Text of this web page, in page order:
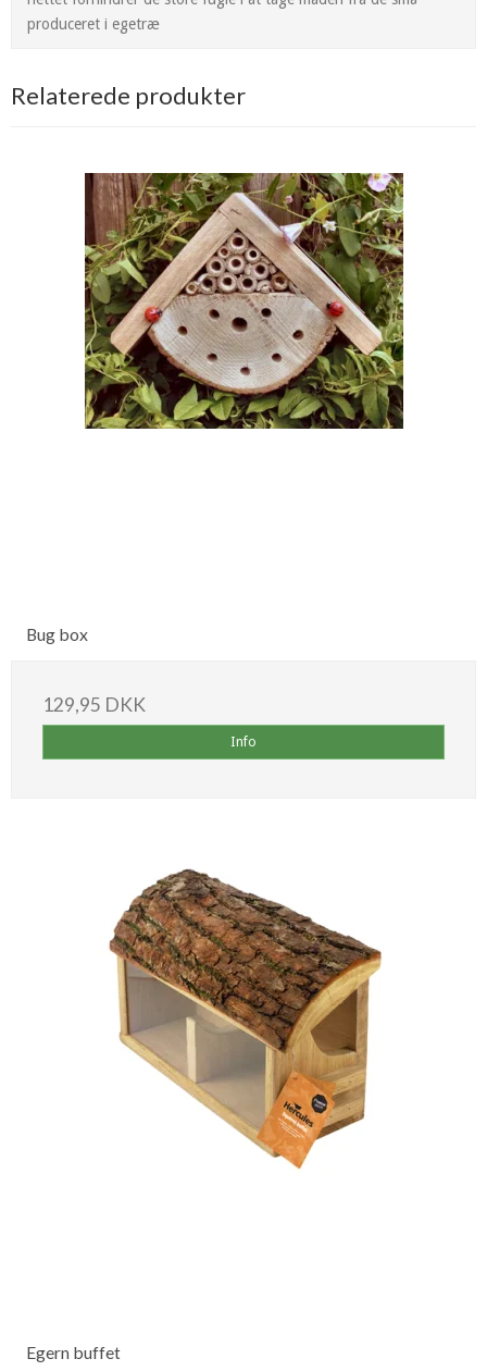
produceret i egetræ
Relaterede produkter
Bug box
129,95 DKK
Info
Egern buffet